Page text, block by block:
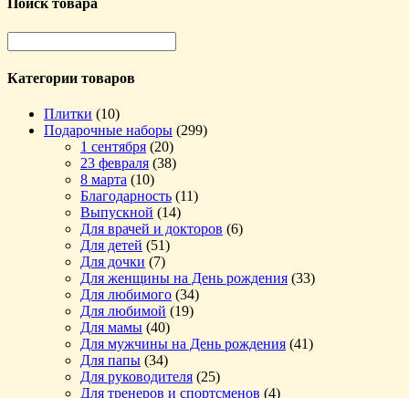
Поиск товара
Категории товаров
Плитки (10)
Подарочные наборы (299)
1 сентября (20)
23 февраля (38)
8 марта (10)
Благодарность (11)
Выпускной (14)
Для врачей и докторов (6)
Для детей (51)
Для дочки (7)
Для женщины на День рождения (33)
Для любимого (34)
Для любимой (19)
Для мамы (40)
Для мужчины на День рождения (41)
Для папы (34)
Для руководителя (25)
Для тренеров и спортсменов (4)